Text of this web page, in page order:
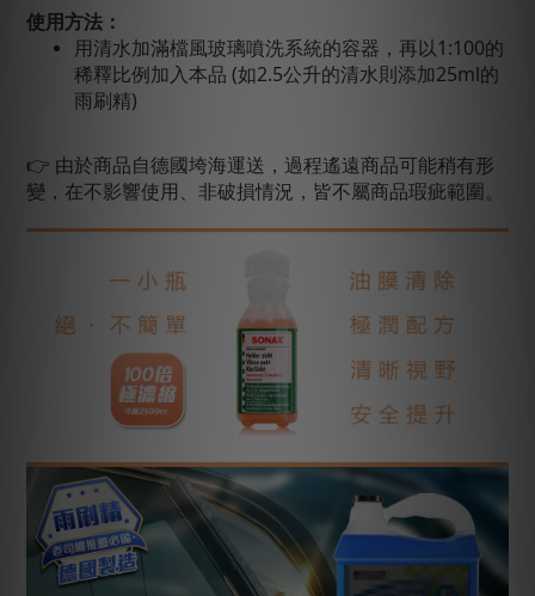
使用方法：
用清水加滿檔風玻璃噴洗系統的容器，再以1:100的
稀釋比例加入本品 (如2.5公升的清水則添加25ml的
雨刷精)
👉 由於商品自德國垮海運送，過程遙遠商品可能稍有形
變，在不影響使用、非破損情況，皆不屬商品瑕疵範圍。